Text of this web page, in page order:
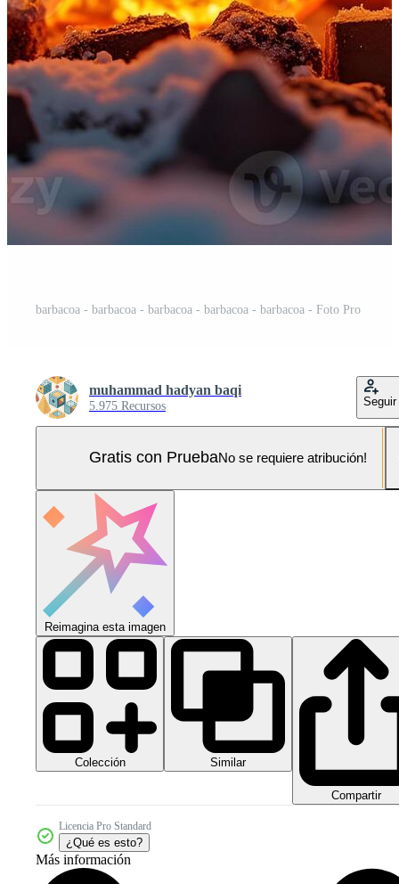
barbacoa - barbacoa - barbacoa - barbacoa - barbacoa - Foto Pro
muhammad hadyan baqi
5.975 Recursos Seguir
Gratis con PruebaNo se requiere atribución!
Reimagina esta imagen
Colección Similar
Compartir
Licencia Pro Standard
¿Qué es esto?
Más información